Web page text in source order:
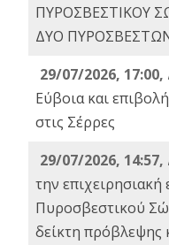
ΠΥΡΟΣΒΕΣΤΙΚΟΥ
ΔΥΟ
29/07/2026,
Εύβοια και
στις Σέρρες
29/07/2026, 14:57,
την επιχειρησιακή
Πυροσβεστικού
δείκτη πρόβλεψης